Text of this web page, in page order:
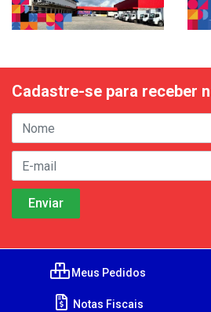
Cadastre-se para receber
Meus Pedidos
Notas Fiscais